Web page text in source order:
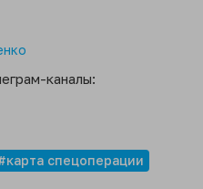
каналы:
спецоперации